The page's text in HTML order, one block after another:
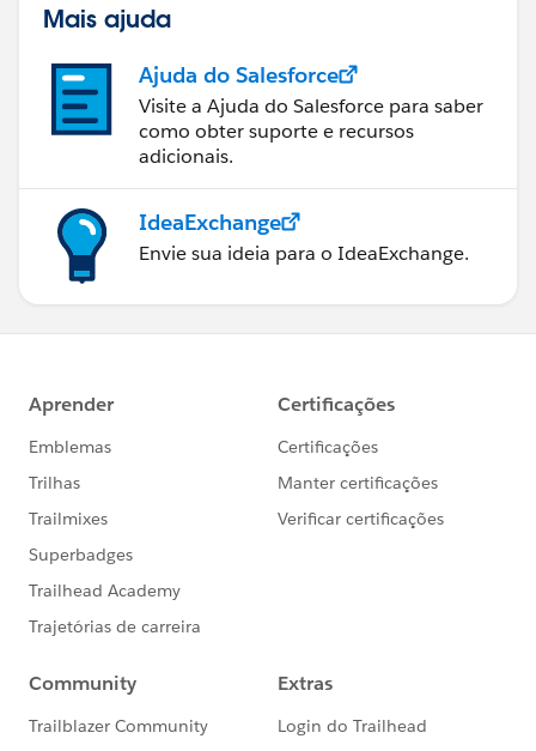
Mais ajuda
Ajuda do Salesforce
Visite a Ajuda do Salesforce para saber
como obter suporte e recursos
adicionais.
IdeaExchange
Envie sua ideia para o IdeaExchange.